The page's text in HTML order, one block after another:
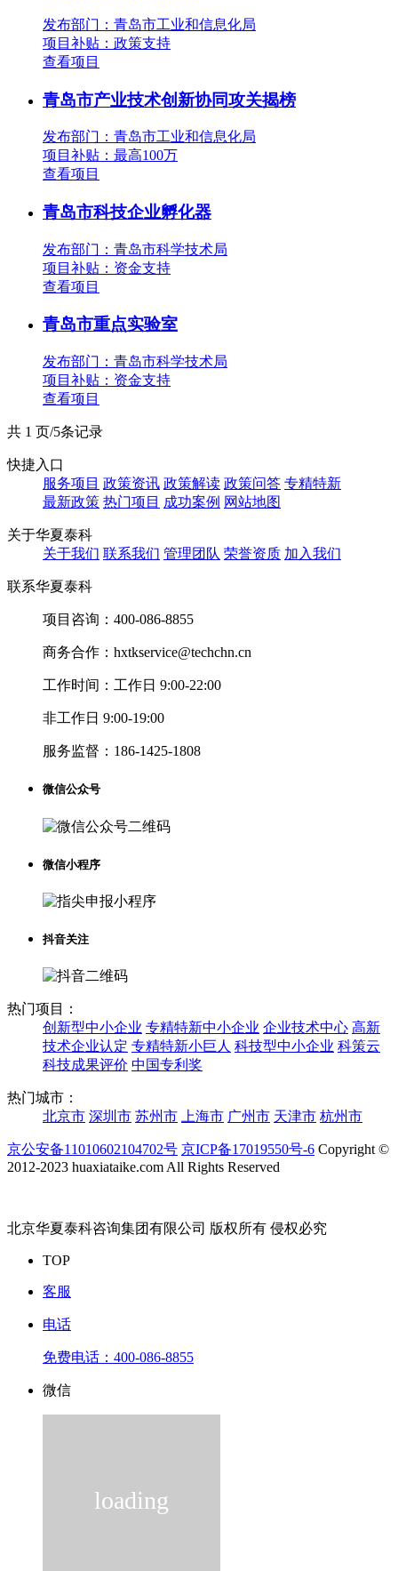
发布部门：青岛市工业和信息化局
项目补贴： 政策支持
查看项目
青岛市产业技术创新协同攻关揭榜
发布部门：青岛市工业和信息化局
项目补贴： 最高100万
查看项目
青岛市科技企业孵化器
发布部门：青岛市科学技术局
项目补贴： 资金支持
查看项目
青岛市重点实验室
发布部门：青岛市科学技术局
项目补贴： 资金支持
查看项目
共 1 页/5条记录
快捷入口
服务项目 政策资讯 政策解读 政策问答 专精特新
最新政策 热门项目 成功案例 网站地图
关于华夏泰科
关于我们 联系我们 管理团队 荣誉资质 加入我们
联系华夏泰科
项目咨询： 400-086-8855
商务合作： hxtkservice@techchn.cn
工作时间： 工作日 9:00-22:00
非工作日 9:00-19:00
服务监督： 186-1425-1808
微信公众号
微信小程序
抖音关注
热门项目：
创新型中小企业 专精特新中小企业 企业技术中心 高新
技术企业认定 专精特新小巨人 科技型中小企业 科策云
科技成果评价 中国专利奖
热门城市：
北京市 深圳市 苏州市 上海市 广州市 天津市 杭州市
京公安备11010602104702号 京ICP备17019550号-6 Copyright ©
2012-2023 huaxiataike.com All Rights Reserved
北京华夏泰科咨询集团有限公司 版权所有 侵权必究
TOP
客服
电话
免费电话： 400-086-8855
微信